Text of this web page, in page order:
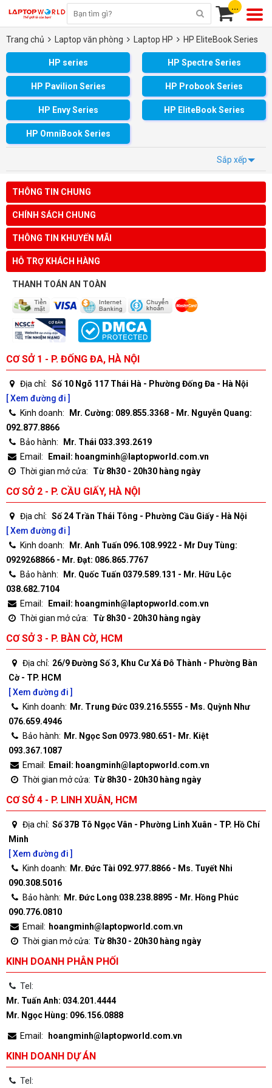
...
Trang chủ Laptop văn phòng Laptop HP HP EliteBook Series
HP series HP Spectre Series
HP Pavilion Series HP Probook Series
HP Envy Series HP EliteBook Series
HP OmniBook Series
Sắp xếp
THÔNG TIN CHUNG
CHÍNH SÁCH CHUNG
THÔNG TIN KHUYẾN MÃI
HỖ TRỢ KHÁCH HÀNG
THANH TOÁN AN TOÀN
CƠ SỞ 1 - P. ĐỐNG ĐA, HÀ NỘI
Địa chỉ: Số 10 Ngõ 117 Thái Hà - Phường Đống Đa - Hà Nội
[ Xem đường đi ]
Kinh doanh:
Mr. Cường: 089.855.3368 - Mr. Nguyễn Quang:
092.877.8866
Bảo hành:
Mr. Thái 033.393.2619
Email:
Email: hoangminh@laptopworld.com.vn
Thời gian mở cửa:
Từ 8h30 - 20h30 hàng ngày
CƠ SỞ 2 - P. CẦU GIẤY, HÀ NỘI
Địa chỉ: Số 24 Trần Thái Tông - Phường Cầu Giấy - Hà Nội
[ Xem đường đi ]
Kinh doanh:
Mr. Anh Tuấn 096.108.9922 - Mr Duy Tùng:
0929268866 - Mr. Đạt: 086.865.7767
Bảo hành:
Mr. Quốc Tuấn 0379.589.131 - Mr. Hữu Lộc
038.682.7104
Email:
Email: hoangminh@laptopworld.com.vn
Thời gian mở cửa:
Từ 8h30 - 20h30 hàng ngày
CƠ SỞ 3 - P. BÀN CỜ, HCM
Địa chỉ: 26/9 Đường Số 3, Khu Cư Xá Đô Thành - Phường Bàn
Cờ - TP. HCM
[ Xem đường đi ]
Kinh doanh: Mr. Trung Đức 039.216.5555 - Ms. Quỳnh Như
076.659.4946
Bảo hành: Mr. Ngọc Sơn 0973.980.651- Mr. Kiệt
093.367.1087
Email: Email: hoangminh@laptopworld.com.vn
Thời gian mở cửa: Từ 8h30 - 20h30 hàng ngày
CƠ SỞ 4 - P. LINH XUÂN, HCM
Địa chỉ: Số 37B Tô Ngọc Vân - Phường Linh Xuân - TP. Hồ Chí
Minh
[ Xem đường đi ]
Kinh doanh: Mr. Đức Tài 092.977.8866 - Ms. Tuyết Nhi
090.308.5016
Bảo hành: Mr. Đức Long 038.238.8895 - Mr. Hồng Phúc
090.776.0810
Email: hoangminh@laptopworld.com.vn
Thời gian mở cửa: Từ 8h30 - 20h30 hàng ngày
KINH DOANH PHÂN PHỐI
Tel:
Mr. Tuấn Anh: 034.201.4444
Mr. Ngọc Hùng: 096.156.0888
Email: hoangminh@laptopworld.com.vn
KINH DOANH DỰ ÁN
Tel: